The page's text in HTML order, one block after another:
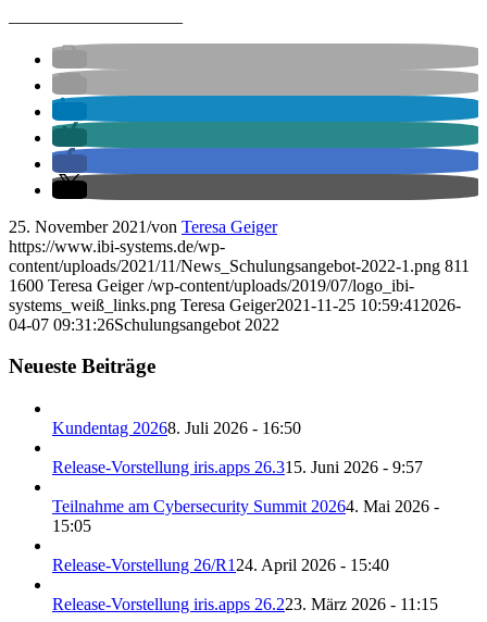
25. November 2021/von Teresa Geiger
https://www.ibi-systems.de/wp-
content/uploads/2021/11/News_Schulungsangebot-2022-1.png 811
1600 Teresa Geiger /wp-content/uploads/2019/07/logo_ibi-
systems_weiß_links.png Teresa Geiger2021-11-25 10:59:41 2026-
04-07 09:31:26Schulungsangebot 2022
Neueste Beiträge
Kundentag 20268. Juli 2026 - 16:50
Release-Vorstellung iris.apps 26.315. Juni 2026 - 9:57
Teilnahme am Cybersecurity Summit 20264. Mai 2026 -
15:05
Release-Vorstellung 26/R1 24. April 2026 - 15:40
Release-Vorstellung iris.apps 26.223. März 2026 - 11:15